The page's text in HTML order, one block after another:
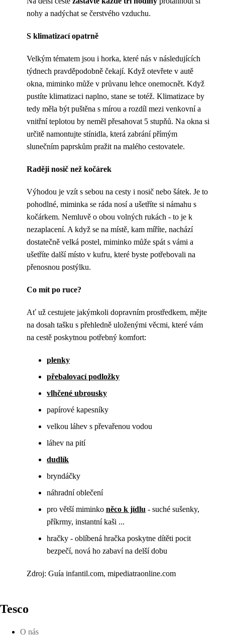
nohy a nadýchat se čerstvého vzduchu.
S klimatizací opatrně
Velkým tématem jsou i horka, které nás v následujících
týdnech pravděpodobně čekají. Když otevřete v autě
okna, miminko může v průvanu lehce onemocnět. Když
pustíte klimatizaci naplno, stane se totéž. Klimatizace by
tedy měla být puštěna s mírou a rozdíl mezi venkovní a
vnitřní teplotou by neměl přesahovat 5 stupňů. Na okna si
určitě namontujte stínidla, která zabrání přímým
slunečním paprskům pražit na malého cestovatele.
Raději nosič než kočárek
Výhodou je vzít s sebou na cesty i nosič nebo šátek. Je to
pohodlné, miminka se ráda nosí a ušetříte si námahu s
kočárkem. Nemluvě o obou volných rukách - to je k
nezaplacení. A když se na místě, kam míříte, nachází
dostatečně velká postel, miminko může spát s vámi a
ušetříte další místo v kufru, které byste potřebovali na
přenosnou postýlku.
Co mít po ruce?
Ať už cestujete jakýmkoli dopravním prostředkem, mějte
na dosah tašku s přehledně uloženými věcmi, které vám
na cestě poskytnou potřebný komfort:
plenky
přebalovací podložky
vlhčené ubrousky
papírové kapesníky
velkou láhev s převařenou vodou
láhev na pití
dudlík
bryndáčky
náhradní oblečení
pro větší miminko něco k jídlu - suché sušenky,
příkrmy, instantní kaši ...
hračky - oblíbená hračka poskytne dítěti pocit
bezpečí, nová ho zabaví na delší dobu
Zdroj: Guía infantil.com, mipediatraonline.com
Tesco
O nás